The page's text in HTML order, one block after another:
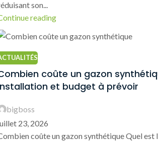
son...
reading
coûte un gazon
et budget à prévoir
bigboss
23, 2026
coûte un gazon synthétique Quel est